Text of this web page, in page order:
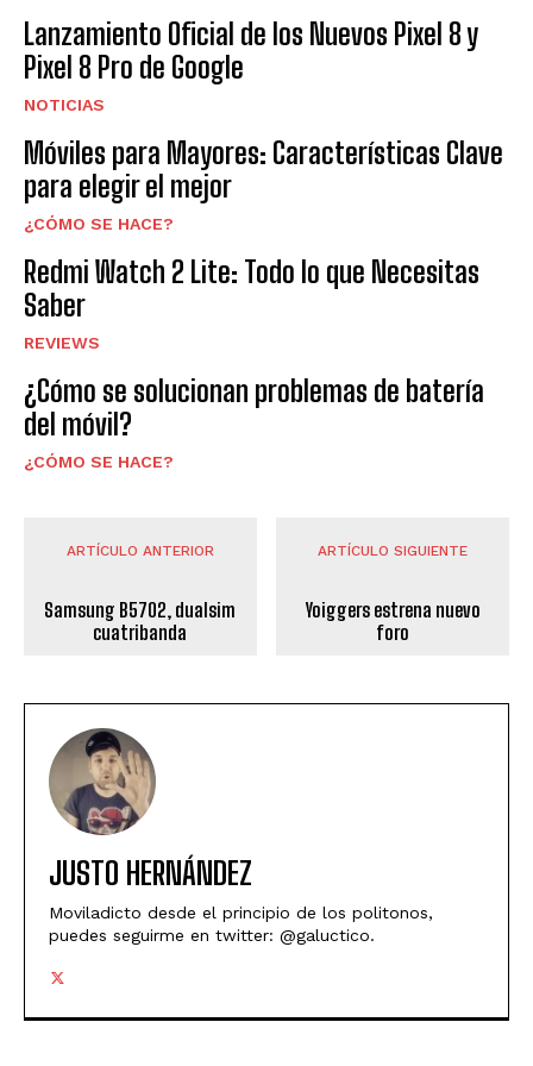
Lanzamiento Oficial de los Nuevos Pixel 8 y
Pixel 8 Pro de Google
NOTICIAS
Móviles para Mayores: Características Clave
para elegir el mejor
¿CÓMO SE HACE?
Redmi Watch 2 Lite: Todo lo que Necesitas
Saber
REVIEWS
¿Cómo se solucionan problemas de batería
del móvil?
¿CÓMO SE HACE?
ARTÍCULO ANTERIOR
Samsung B5702, dualsim
cuatribanda
ARTÍCULO SIGUIENTE
Yoiggers estrena nuevo
foro
JUSTO HERNÁNDEZ
Moviladicto desde el principio de los politonos,
puedes seguirme en twitter: @galuctico.